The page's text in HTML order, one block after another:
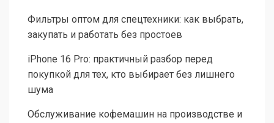
Фильтры оптом для спецтехники: как выбрать,
закупать и работать без простоев
iPhone 16 Pro: практичный разбор перед
покупкой для тех, кто выбирает без лишнего
шума
Обслуживание кофемашин на производстве и